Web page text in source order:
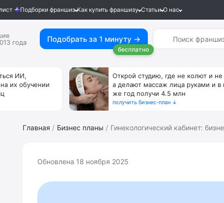
Подборки франшиз Как купить франшизу Статьи О нас
года
Подобрать за 1 минуту →
бесплатно
ИИ,
их обучении
Открой студию, где не колют и
а делают массаж лица руками и в
же год получи 4.5 млн
получить бизнес-план ↓
Главная Бизнес планы Гинекологический кабинет:
Обновлена 18 ноября 2025